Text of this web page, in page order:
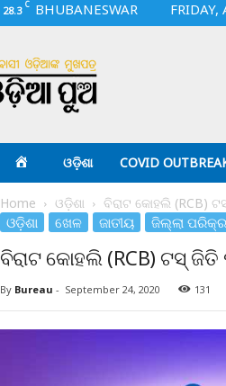
28.3 C BHUBANESWAR
ଓଡ଼ିଶା COVID
Home ଓଡ଼ିଶା ବିରାଟ କୋହଲି (RCB)
ଓଡ଼ିଶା ଖେଳ ଜାତୀୟ ଜିଲ୍ଲା
ବିରାଟ କୋହଲି (RCB) ଟସ୍
By Bureau - September 24, 2020 131